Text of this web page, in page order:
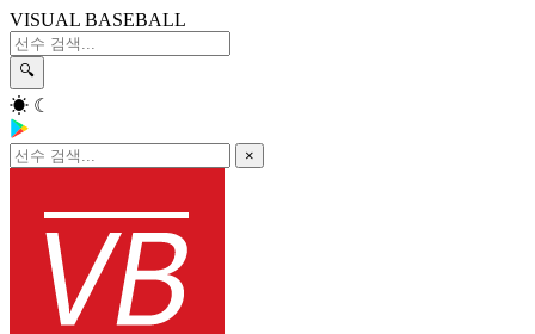
VISUAL BASEBALL
🔍
☀ ☾
×